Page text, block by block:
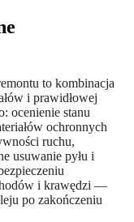
to kombinacja
i prawidłowej
ocenienie stanu
ochronnych
ruchu,
usuwanie pyłu i
i krawędzi —
po zakończeniu